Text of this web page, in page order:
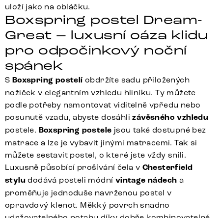
uloží jako na obláčku.
Boxspring postel Dream-
Great – luxusní oáza klidu
pro odpočinkový noční
spánek
S Boxspring postelí obdržíte sadu přiložených
nožiček v elegantním vzhledu hliníku. Ty můžete
podle potřeby namontovat viditelně vpředu nebo
posunutě vzadu, abyste dosáhlizávěsného vzhledu
postele. Boxspring postele jsou také dostupné bez
matrace a lze je vybavit jinými matracemi. Tak si
můžete sestavit postel, o které jste vždy snili.
Luxusně působící prošívání čela v Chesterfield
stylu dodává posteli módní vintage nádech a
proměňuje jednoduše navrženou postel v
opravdový klenot. Měkký povrch snadno